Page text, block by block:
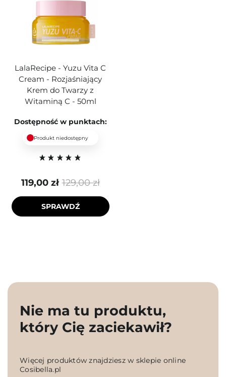
LalaRecipe - Yuzu Vita C
Cream - Rozjaśniający
Krem do Twarzy z
Witaminą C - 50ml
Dostępność w punktach:
Produkt niedostępny
129,00 zł
119,00 zł
SPRAWDŹ
Nie ma tu produktu,
który Cię zaciekawił?
Więcej produktów znajdziesz w sklepie online
Cosibella.pl